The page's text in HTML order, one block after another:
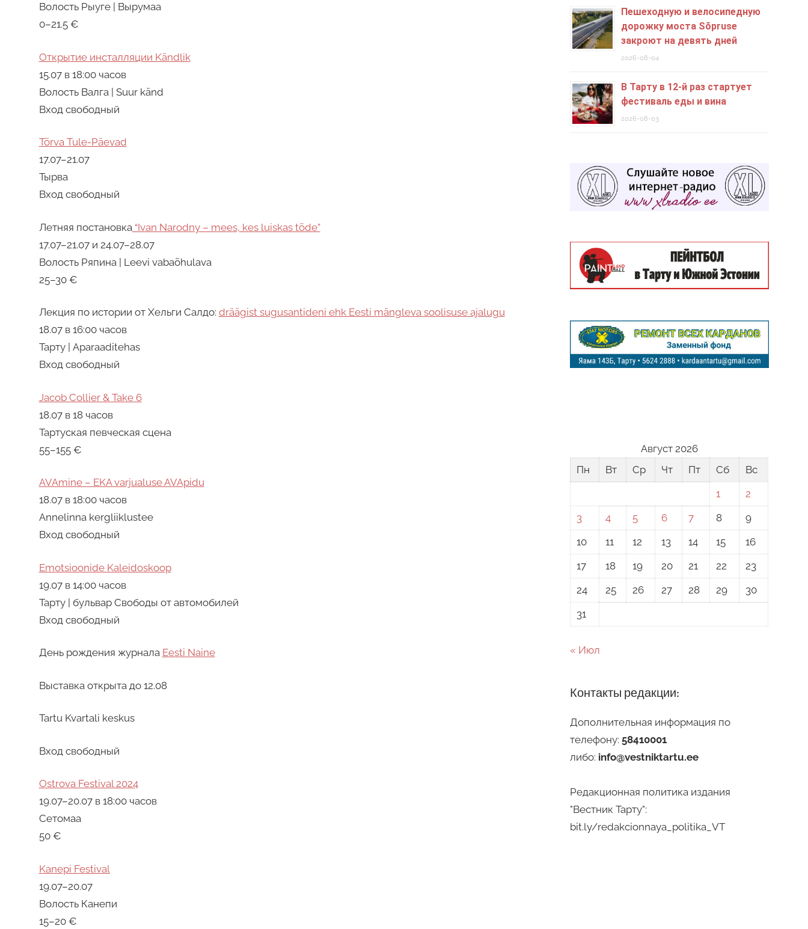
Волость Рыуге | Вырумаа
0–21.5 €
Открытие инсталляции Kändlik
15.07 в 18:00 часов
Волость Валга | Suur känd
Вход свободный
Tõrva Tule-Päevad
17.07–21.07
Тырва
Вход свободный
Летняя постановка “Ivan Narodny – mees, kes luiskas tõde”
17.07–21.07 и 24.07–28.07
Волость Ряпина | Leevi vabaõhulava
25–30 €
Лекция по истории от Хельги Салдо: dräägist sugusantideni ehk Eesti mängleva soolisuse ajalugu
18.07 в 16:00 часов
Тарту | Aparaaditehas
Вход свободный
Jacob Collier & Take 6
18.07 в 18 часов
Тартуская певческая сцена
55–155 €
AVAmine – EKA varjualuse AVApidu
18.07 в 18:00 часов
Annelinna kergliiklustee
Вход свободный
Emotsioonide Kaleidoskoop
19.07 в 14:00 часов
Тарту | бульвар Свободы от автомобилей
Вход свободный
День рождения журнала Eesti Naine
Выставка открыта до 12.08
Tartu Kvartali keskus
Вход свободный
Ostrova Festival 2024
19.07–20.07 в 18:00 часов
Сетомаа
50 €
Kanepi Festival
19.07–20.07
Волость Канепи
15–20 €
Пешеходную и велосипедную
дорожку моста Sõpruse
закроют на девять дней
2026-08-04
В Тарту в 12-й раз стартует
фестиваль еды и вина
2026-08-03
Август 2026
Пн
Вт Ср Чт Пт Сб
Вс
1
2
3
4 5 6 7 8
9
10
11 12 13 14 15
16
17
18 19 20 21 22
23
24
25 26 27 28 29
30
31
« Июл
Контакты редакции:
Дополнительная информация по
телефону: 58410001
либо: info@vestniktartu.ee
Редакционная политика издания
"Вестник Тарту":
bit.ly/redakcionnaya_politika_VT